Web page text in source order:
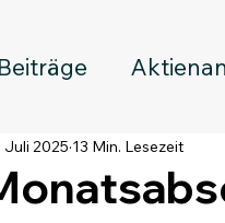
und
Juli 2025 13 Min. Lesezeit